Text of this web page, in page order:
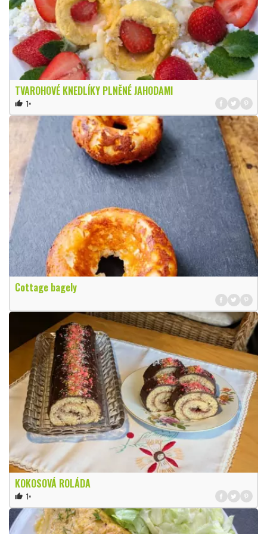
TVAROHOVÉ KNEDLÍKY PLNĚNÉ JAHODAMI
thumb_up 1×
Cottage bagely
KOKOSOVÁ ROLÁDA
thumb_up 1×